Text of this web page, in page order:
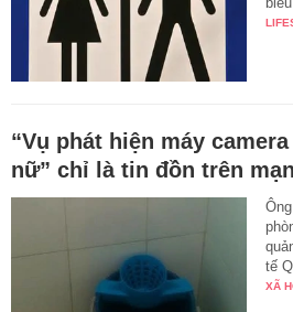
“Vụ phát hiện máy
nữ” chỉ là tin đồn trên
tế
XÃ